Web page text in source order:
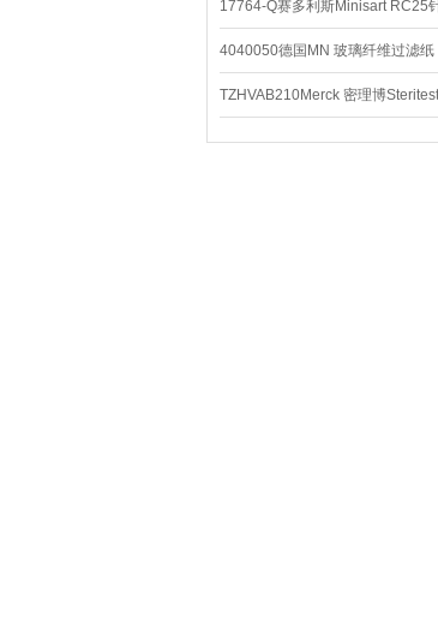
养基
17764-Q赛多利斯Minisart RC25
4040050德国MN 玻璃纤维过滤纸
TZHVAB210Merck 密理博
设备